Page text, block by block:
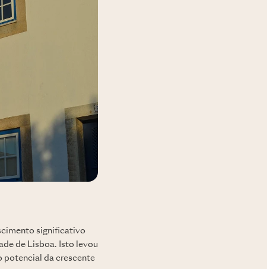
significativo
de Lisboa. Isto levou
potencial da crescente